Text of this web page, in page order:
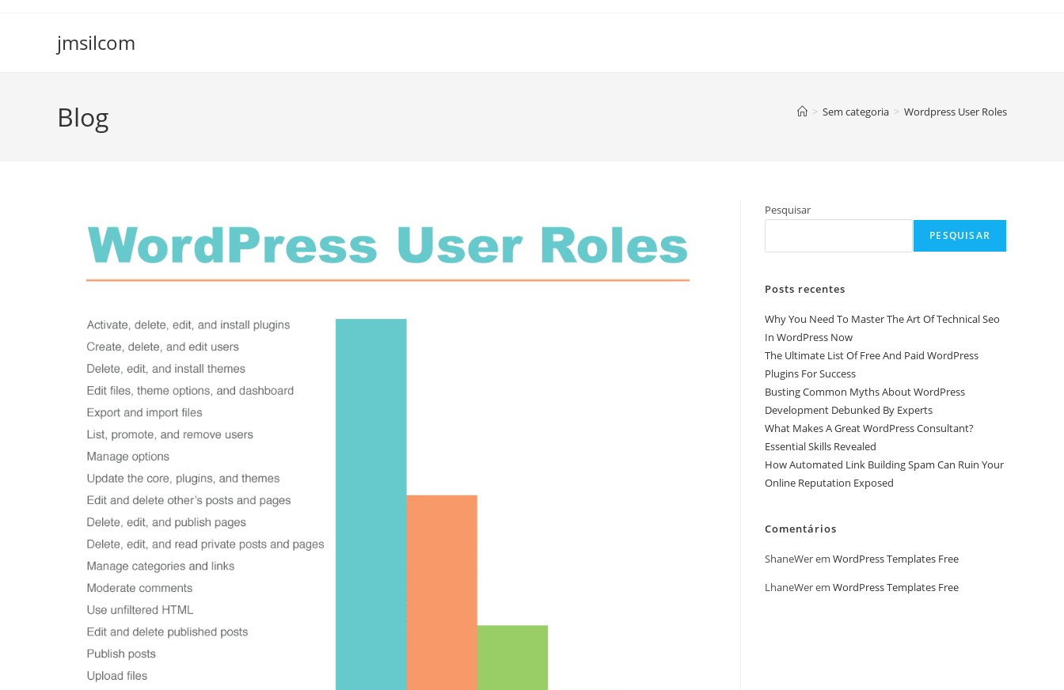
jmsilcom
Blog > Sem categoria > Wordpress User Roles
Pesquisar
PESQUISAR
Posts recentes
Why You Need To Master The Art Of Technical Seo
In WordPress Now
The Ultimate List Of Free And Paid WordPress
Plugins For Success
Busting Common Myths About WordPress
Development Debunked By Experts
What Makes A Great WordPress Consultant?
Essential Skills Revealed
How Automated Link Building Spam Can Ruin Your
Online Reputation Exposed
Comentários
ShaneWerem WordPress Templates Free
LhaneWerem WordPress Templates Free